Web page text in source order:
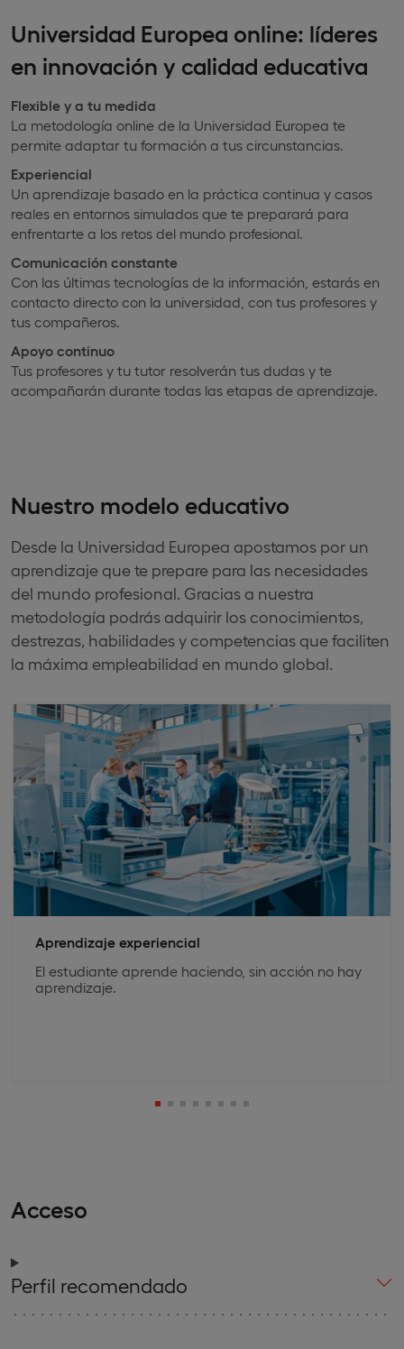
Universidad Europea online: líderes
en innovación y calidad educativa
Flexible y a tu medida
La metodología online de la Universidad Europea te
permite adaptar tu formación a tus circunstancias.
Experiencial
Un aprendizaje basado en la práctica continua y casos
reales en entornos simulados que te preparará para
enfrentarte a los retos del mundo profesional.
Comunicación constante
Con las últimas tecnologías de la información, estarás en
contacto directo con la universidad, con tus profesores y
tus compañeros.
Apoyo continuo
Tus profesores y tu tutor resolverán tus dudas y te
acompañarán durante todas las etapas de aprendizaje.
Nuestro modelo educativo
Desde la Universidad Europea apostamos por un
aprendizaje que te prepare para las necesidades
del mundo profesional. Gracias a nuestra
metodología podrás adquirir los conocimientos,
destrezas, habilidades y competencias que faciliten
la máxima empleabilidad en mundo global.
Aprendizaje experiencial
El estudiante aprende haciendo, sin acción no hay
aprendizaje.
Acceso
Perfil recomendado